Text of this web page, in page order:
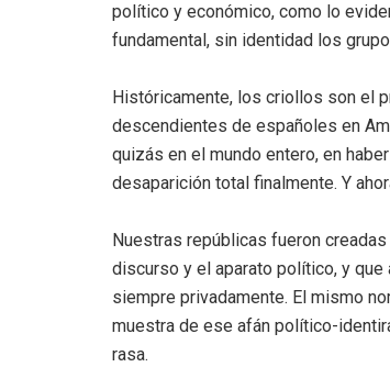
político y económico, como lo
fundamental, sin identidad los
Históricamente, los criollos son el
descendientes de españoles en
quizás en el mundo entero, en
desaparición total finalmente. Y
Nuestras repúblicas fueron
discurso y el aparato político, y que
siempre privadamente. El mismo
muestra de ese afán político-
rasa.